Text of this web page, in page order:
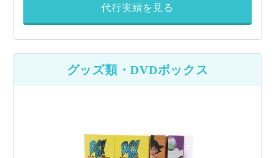
代行実績を見る
グッズ類・DVDボックス